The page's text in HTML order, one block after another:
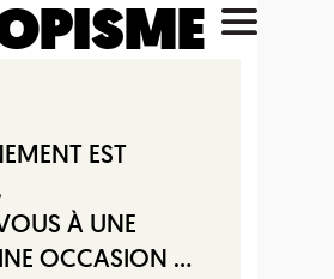
EST
À UNE
OCCASION ...